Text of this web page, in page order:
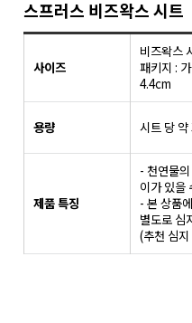
스프러스 비즈왁스 시트
사이즈
비즈왁스
패키지 :
4.4cm
용량 시트 당
제품 특징
- 천연물
이가 있을
- 본 상품
별도로 심
(추천 심